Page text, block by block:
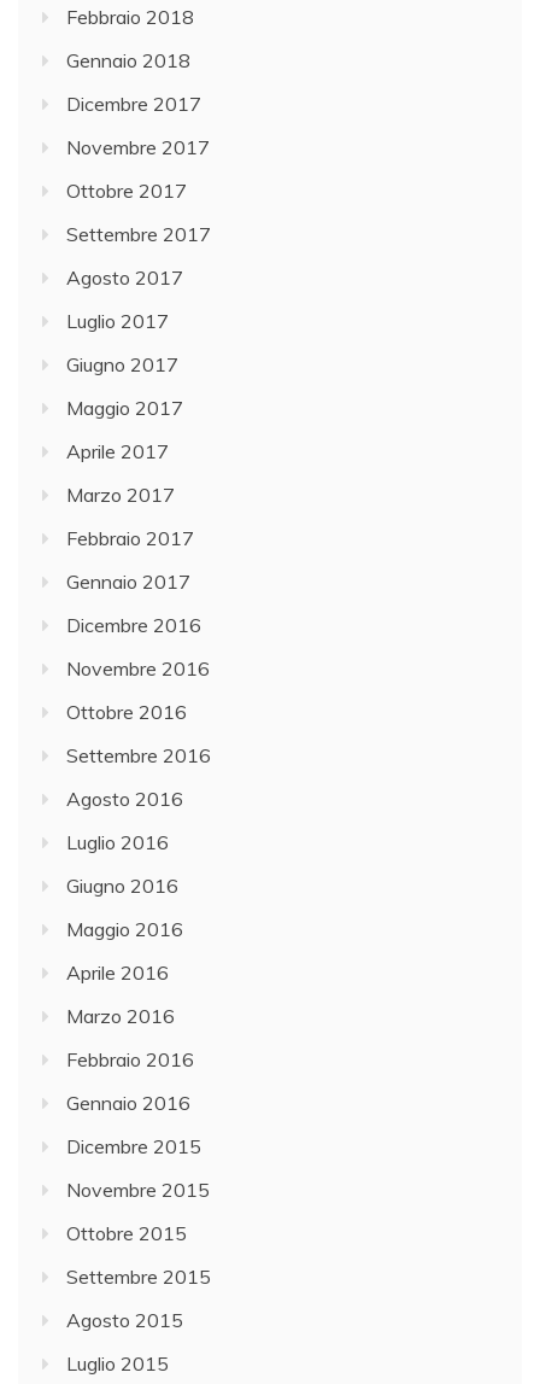
Febbraio 2018
Gennaio 2018
Dicembre 2017
Novembre 2017
Ottobre 2017
Settembre 2017
Agosto 2017
Luglio 2017
Giugno 2017
Maggio 2017
Aprile 2017
Marzo 2017
Febbraio 2017
Gennaio 2017
Dicembre 2016
Novembre 2016
Ottobre 2016
Settembre 2016
Agosto 2016
Luglio 2016
Giugno 2016
Maggio 2016
Aprile 2016
Marzo 2016
Febbraio 2016
Gennaio 2016
Dicembre 2015
Novembre 2015
Ottobre 2015
Settembre 2015
Agosto 2015
Luglio 2015